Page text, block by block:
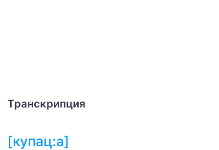
Транскрипция
[купац:а]